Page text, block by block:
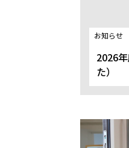
お知らせ
2026
た）